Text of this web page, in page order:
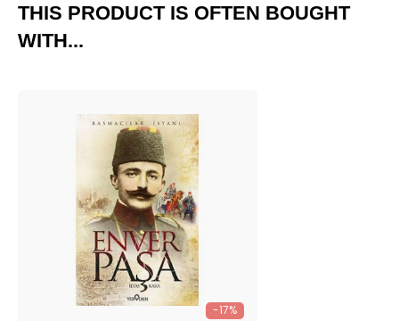
THIS PRODUCT IS OFTEN BOUGHT
WITH...
-17%